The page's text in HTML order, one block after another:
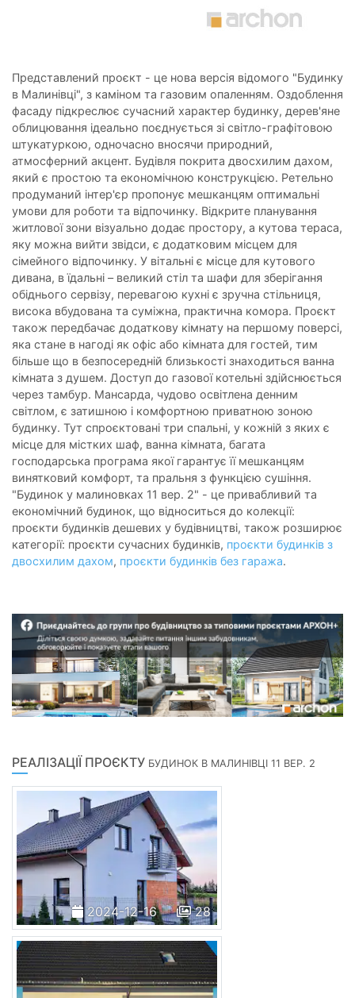
Представлений проєкт - це нова версія відомого "Будинку
в Малинівці", з каміном та газовим опаленням. Оздоблення
фасаду підкреслює сучасний характер будинку, дерев'яне
облицювання ідеально поєднується зі світло-графітовою
штукатуркою, одночасно вносячи природний,
атмосферний акцент. Будівля покрита двосхилим дахом,
який є простою та економічною конструкцією. Ретельно
продуманий інтер'єр пропонує мешканцям оптимальні
умови для роботи та відпочинку. Відкрите планування
житлової зони візуально додає простору, а кутова тераса,
яку можна вийти звідси, є додатковим місцем для
сімейного відпочинку. У вітальні є місце для кутового
дивана, в їдальні – великий стіл та шафи для зберігання
обіднього сервізу, перевагою кухні є зручна стільниця,
висока вбудована та суміжна, практична комора. Проєкт
також передбачає додаткову кімнату на першому поверсі,
яка стане в нагоді як офіс або кімната для гостей, тим
більше що в безпосередній близькості знаходиться ванна
кімната з душем. Доступ до газової котельні здійснюється
через тамбур. Мансарда, чудово освітлена денним
світлом, є затишною і комфортною приватною зоною
будинку. Тут спроєктовані три спальні, у кожній з яких є
місце для містких шаф, ванна кімната, багата
господарська програма якої гарантує її мешканцям
винятковий комфорт, та пральня з функцією сушіння.
"Будинок у малиновках 11 вер. 2" - це привабливий та
економічний будинок, що відноситься до колекції:
проєкти будинків дешевих у будівництві, також розширює
категорії: проєкти сучасних будинків, проєкти будинків з
двосхилим дахом, проєкти будинків без гаража.
РЕАЛІЗАЦІЇ ПРОЄКТУ БУДИНОК В МАЛИНІВЦІ 11 ВЕР. 2
2024-12-16 28